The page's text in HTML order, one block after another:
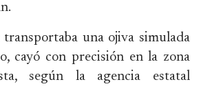
una ojiva simulada
cayó con precisión en la zona
según la agencia estatal